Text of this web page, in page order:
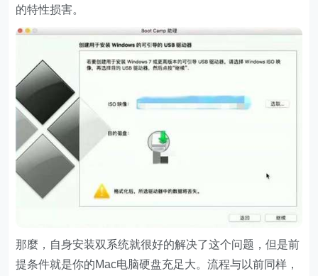
的特性损害。
那麼，自身安装双系统就很好的解决了这个问题，但是前
提条件就是你的Mac电脑硬盘充足大。流程与以前同样，